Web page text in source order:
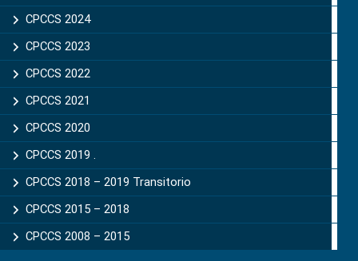
CPCCS 2024
CPCCS 2023
CPCCS 2022
CPCCS 2021
CPCCS 2020
CPCCS 2019 .
CPCCS 2018 – 2019 Transitorio
CPCCS 2015 – 2018
CPCCS 2008 – 2015